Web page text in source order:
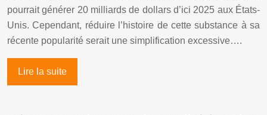
pourrait générer 20 milliards de dollars d’ici 2025 aux États-
Unis. Cependant, réduire l’histoire de cette substance à sa
récente popularité serait une simplification excessive….
Lire la suite